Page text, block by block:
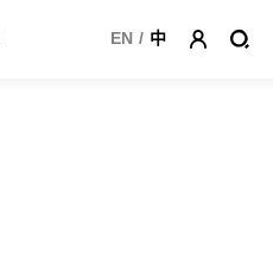
EN / 中